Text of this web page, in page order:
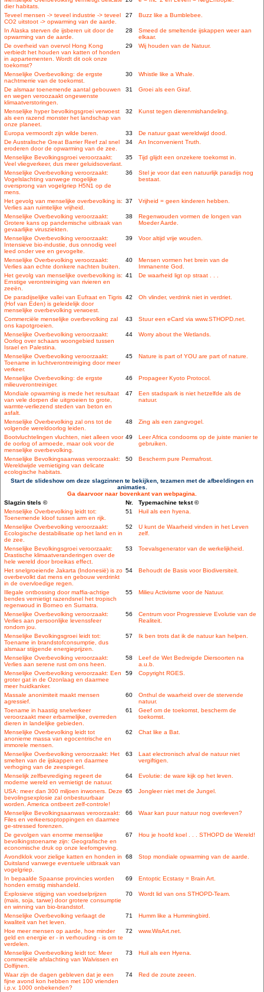
dier habitats.
Teveel mensen -> teveel industrie -> teveel
CO2 uitstoot -> opwarming van de aarde.
27 Buzz like a Bumblebee.
In Alaska sterven de ijsberen uit door de
opwarming van de aarde.
28
Smeed de smeltende ijskappen weer aan
elkaar.
De overheid van overvol Hong Kong
verbiedt het houden van katten of honden
in appartementen. Wordt dit ook onze
toekomst?
29 Wij houden van de Natuur.
Menselijke Overbevolking: de ergste
nachtmerrie van de toekomst.
30 Whistle like a Whale.
De alsmaar toenemende aantal gebouwen
en wegen veroozaakt ongewenste
klimaatverstoringen.
31 Groei als een Giraf.
Menselijke hyper bevolkingsgroei verwoest
als een razend monster het landschap van
onze planeet.
32 Kunst tegen dierenmishandeling.
Europa vermoordt zijn wilde beren. 33
De natuur gaat wereldwijd dood.
De Australische Great Barrier Reef zal snel
eroderen door de opwarming van de zee.
34 An Inconvenient Truth.
Menselijke Bevolkingsgroei veroorzaakt:
Veel vliegverkeer, dus meer geluidsoverlast.
35 Tijd glijdt een onzekere toekomst in.
Menselijke Overbevolking veroorzaakt:
Vogelslachting vanwege mogelijke
oversprong van vogelgriep H5N1 op de
mens.
36
Stel je voor dat een natuurlijk paradijs nog
bestaat.
Het gevolg van menselijke overbevolking is:
Verlies aan ruimtelijke vrijheid.
37 Vrijheid = geen kinderen hebben.
Menselijke Overbevolking veroorzaakt:
Grotere kans op pandemische uitbraak van
gevaarlijke virusziekten.
38
Regenwouden vormen de longen van
Moeder Aarde.
Menselijke Overbevolking veroorzaakt:
Intensieve bio-industie, dus onnodig veel
leed onder vee en gevogelte.
39 Voor altijd vrije wouden.
Menselijke Overbevolking veroorzaakt:
Verlies aan echte donkere nachten buiten.
40
Mensen vormen het brein van de
Immanente God.
Het gevolg van menselijke overbevolking is:
Ernstige verontreiniging van rivieren en
zeeën.
41 De waarheid ligt op straat . . .
De paradijselijke vallei van Eufraat en Tigris
(Hof van Eden) is geleidelijk door
menselijke overbevolking verwoest.
42 Oh vlinder, verdrink niet in verdriet.
Commerciële menselijke overbevolking zal
ons kapotgroeien.
43 Stuur een eCard via www.STHOPD.net.
Menselijke Overbevolking veroorzaakt:
Oorlog over schaars woongebied tussen
Israel en Palestina.
44 Worry about the Wetlands.
Menselijke Overbevolking veroorzaakt:
Toename in luchtverontreiniging door meer
verkeer.
45 Nature is part of YOU are part of nature.
Menselijke Overbevolking: de ergste
milieuverontreiniger.
46 Propageer Kyoto Protocol.
Mondiale opwarming is mede het resultaat
van vele dorpen die uitgroeien to grote,
warmte-verliezend steden van beton en
asfalt.
47
Een stadspark is niet hetzelfde als de
natuur.
Menselijke Overbevolking zal ons tot de
volgende wereldoorlog leiden.
48 Zing als een zangvogel.
Bootvluchtelingen vluchten, niet alleen voor
de oorlog of armoede, maar ook voor de
menselijke overbevolking.
49
Leer Africa condooms op de juiste manier te
gebruiken.
Menselijke Bevolkingsaanwas veroorzaakt:
Wereldwijde vernietiging van delicate
ecologische habitats.
50 Bescherm pure Permafrost.
Start de slideshow om deze slagzinnen te bekijken, tezamen met de afbeeldingen en
animaties.
Ga daarvoor naar bovenkant van webpagina.
Slagzin titels ©
Nr.
Typemachine tekst ©
Menselijke Overbevolking leidt tot:
Toenemende kloof tussen arm en rijk.
51 Huil als een hyena.
Menselijke Overbevolking veroorzaakt:
Ecologische destabilisatie op het land en in
de zee.
52
U kunt de Waarheid vinden in het Leven
zelf.
Menselijke Bevolkingsgroei veroorzaakt:
Drastische klimaatveranderingen over de
hele wereld door broeikas effect.
53 Toevalsgenerator van de werkelijkheid.
Het snelgroeiende Jakarta (Indonesië) is zo
overbevolkt dat mens en gebouw verdrinkt
in de overvloedige regen.
54 Behoudt de Basis voor Biodiversiteit.
Illegale ontbossing door maffia-achtige
bendes vernietigt razendsnel het tropisch
regenwoud in Borneo en Sumatra.
55 Milieu Activisme voor de Natuur.
Menselijke Overbevolking veroorzaakt:
Verlies aan persoonlijke levenssfeer
rondom jou.
56
Centrum voor Progressieve Evolutie van de
Realiteit.
Menselijke Bevolkingsgroei leidt tot:
Toename in brandstofconsumptie, dus
alsmaar stijgende energieprijzen.
57 Ik ben trots dat ik de natuur kan helpen.
Menselijke Overbevolking veroorzaakt:
Verlies aan serene rust om ons heen.
58
Leef de Wet Bedreigde Diersoorten na
a.u.b.
Menselijke Overbevolking veroorzaakt: Een
groter gat in de Ozonlaag en daarmee
meer huidkanker.
59 Copyright RGES.
Massale anonimiteit maakt mensen
agressief.
60
Onthul de waarheid over de stervende
natuur.
Toename in haastig snelverkeer
veroorzaakt meer erbarmelijke, overreden
dieren in landelijke gebieden.
61
Geef om de toekomst, bescherm de
toekomst.
Menselijke Overbevolking leidt tot
anonieme massa van egocentrische en
immorele mensen.
62 Chat like a Bat.
Menselijke Overbevolking veroorzaakt: Het
smelten van de ijskappen en daarmee
verhoging van de zeespiegel.
63
Laat electronisch afval de natuur niet
vergiftigen.
Menselijk zelfbevrediging regeert de
moderne wereld en vernietigt de natuur.
64 Evolutie: de ware kijk op het leven.
USA: meer dan 300 miljoen inwoners. Deze
bevolingsexplosie zal onbestuurbaar
worden. America ontbeert zelf-controle!
65 Jongleer niet met de Jungel.
Menselijke Bevolkingsaanwas veroorzaakt:
Files en verkeersoptoppingen en daarmee
ge-stressed forenzen.
66 Waar kan puur natuur nog overleven?
De gevolgen van enorme menselijke
bevolkingstoename zijn: Geografische en
economische druk op onze leefomgeving.
67 Hou je hoofd koel . . . STHOPD de Wereld!
Avondklok voor zielige katten en honden in
Duitsland vanwege eventuele uitbraak van
vogelgriep.
68 Stop mondiale opwarming van de aarde.
In bepaalde Spaanse provincies worden
honden ernstig mishandeld.
69 Entoptic Ecstasy = Brain Art.
Explosieve stijging van voedselprijzen
(mais, soja, tarwe) door grotere consumptie
en winning van bio-brandstof.
70 Wordt lid van ons STHOPD-Team.
Menselijke Overbevolking verlaagt de
kwaliteit van het leven.
71 Humm like a Hummingbird.
Hoe meer mensen op aarde, hoe minder
geld en energie er - in verhouding - is om te
verdelen.
72 www.WisArt.net.
Menselijke Overbevolking leidt tot: Meer
commerciële afslachting van Walvissen en
Dolfijnen.
73 Huil als een Hyena.
Waar zijn de dagen gebleven dat je een
fijne avond kon hebben met 100 vrienden
i.p.v. 1000 onbekenden?
74 Red de zoute zeeen.